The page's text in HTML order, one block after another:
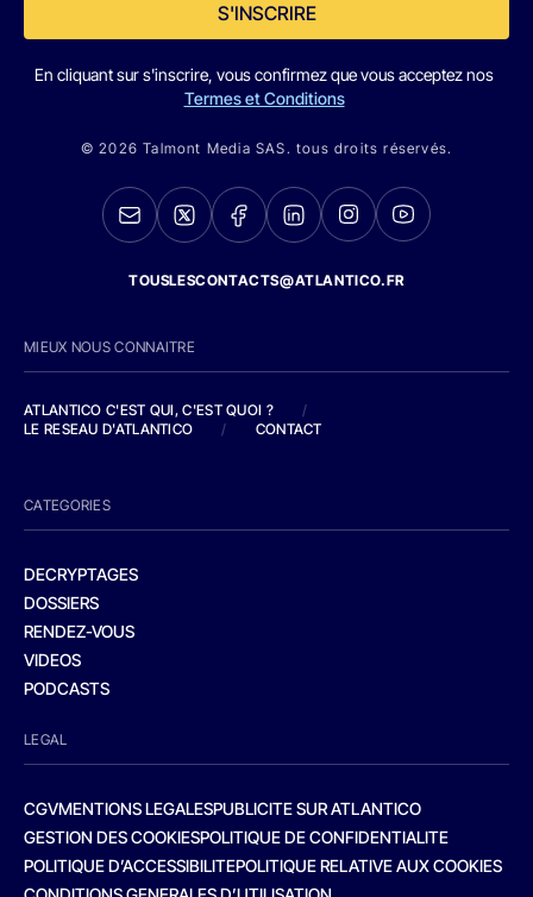
S'INSCRIRE
En cliquant sur s'inscrire, vous confirmez que vous acceptez nos
Termes et Conditions
© 2026 Talmont Media SAS. tous droits réservés.
TOUSLESCONTACTS@ATLANTICO.FR
MIEUX NOUS CONNAITRE
ATLANTICO C'EST QUI, C'EST QUOI ?
/
LE RESEAU D'ATLANTICO
/ CONTACT
CATEGORIES
DECRYPTAGES
DOSSIERS
RENDEZ-VOUS
VIDEOS
PODCASTS
LEGAL
CGVMENTIONS LEGALESPUBLICITE SUR ATLANTICO
GESTION DES COOKIESPOLITIQUE DE CONFIDENTIALITE
POLITIQUE D’ACCESSIBILITEPOLITIQUE RELATIVE AUX COOKIES